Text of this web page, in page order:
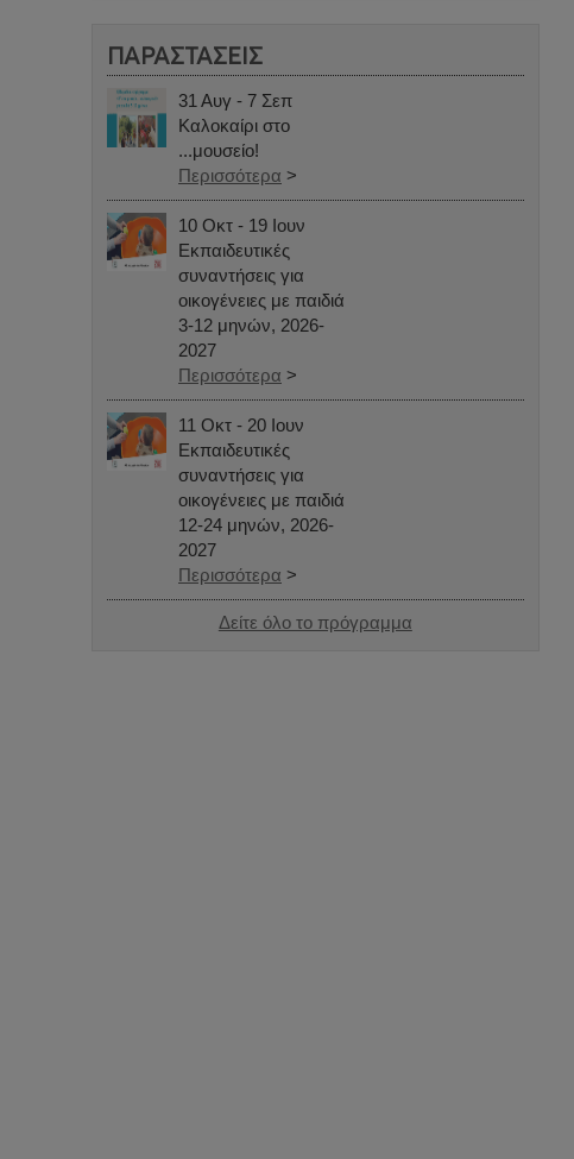
ΠΑΡΑΣΤΑΣΕΙΣ
31 Αυγ - 7 Σεπ
Καλοκαίρι στο
...μουσείο!
Περισσότερα >
10 Οκτ - 19 Ιουν
Εκπαιδευτικές
συναντήσεις για
οικογένειες με παιδιά
3-12 μηνών, 2026-
2027
Περισσότερα >
11 Οκτ - 20 Ιουν
Εκπαιδευτικές
συναντήσεις για
οικογένειες με παιδιά
12-24 μηνών, 2026-
2027
Περισσότερα >
Δείτε όλο το πρόγραμμα